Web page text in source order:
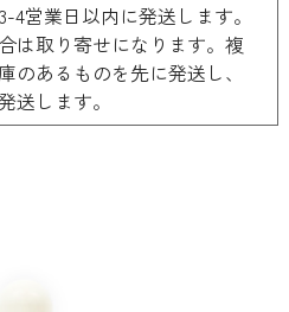
営業日以内に発送します。
は取り寄せになります。複
のあるものを先に発送し、
発送します。